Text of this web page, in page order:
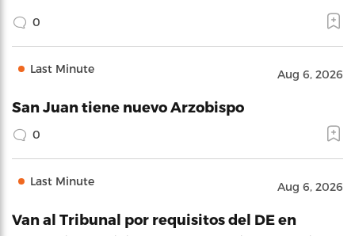
0
Last Minute Aug 6, 2026
San Juan tiene nuevo Arzobispo
0
Last Minute Aug 6, 2026
Van al Tribunal por requisitos del DE en